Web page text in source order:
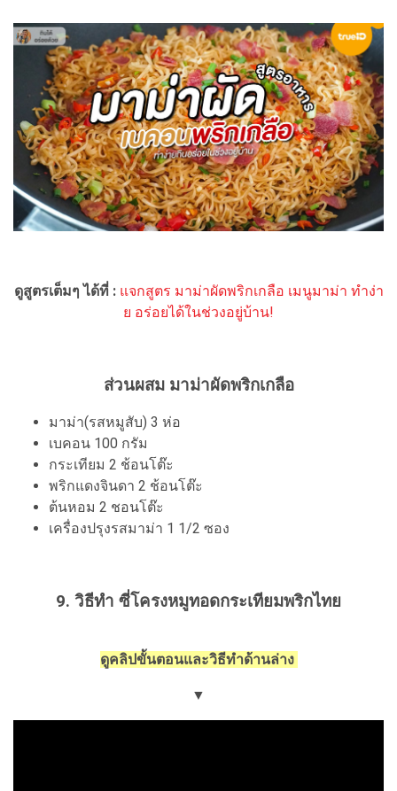
ดูสูตรเต็มๆ ได้ที่ : แจกสูตร มาม่าผัดพริกเกลือ เมนูมาม่า ทำง่า
ย อร่อยได้ในช่วงอยู่บ้าน!
ส่วนผสม มาม่าผัดพริกเกลือ
มาม่า(รสหมูสับ) 3 ห่อ
เบคอน 100 กรัม
กระเทียม 2 ช้อนโต๊ะ
พริกแดงจินดา 2 ช้อนโต๊ะ
ต้นหอม 2 ชอนโต๊ะ
เครื่องปรุงรสมาม่า 1 1/2 ซอง
9. วิธีทำ ซี่โครงหมูทอดกระเทียมพริกไทย
ดูคลิปขั้นตอนและวิธีทำด้านล่าง
▼